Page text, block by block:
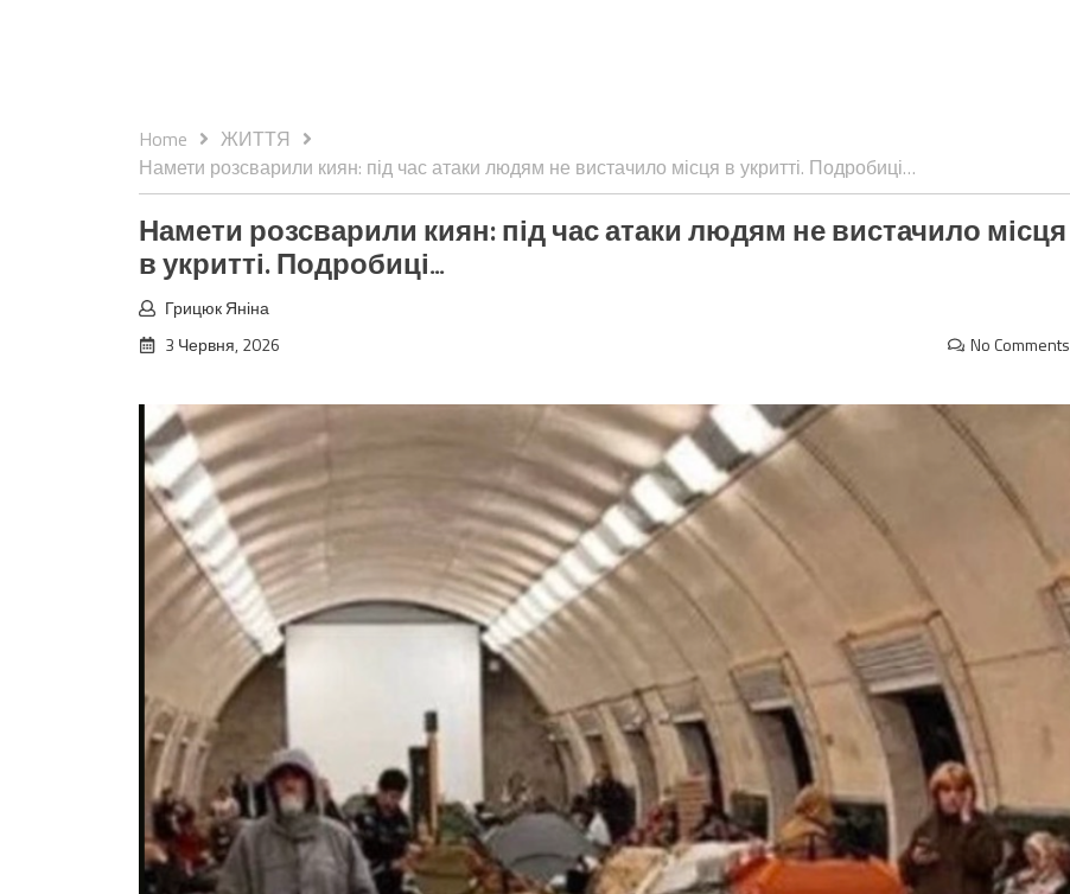
Home
ЖИТТЯ
Намети розсварили киян: під час атаки людям не вистачило місця в укритті. Подробиці…
Намети розсварили киян: під час атаки людям не вистачило місця
в укритті. Подробиці…
Грицюк Яніна
3 Червня, 2026
No Comments